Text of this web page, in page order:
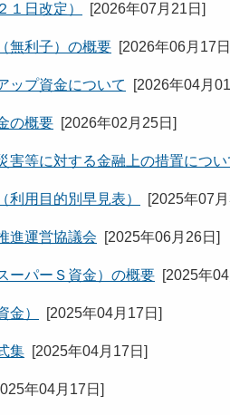
１日改定） [2026年07月21日 ]
無利子）の概要 [2026年06月17日
ップ資金について [2026年04月
の概要 [2026年02月25日 ]
害等に対する金融上の措置につい
利用目的別早見表） [2025年07月
進運営協議会 [2025年06月26日 ]
ーパーＳ資金）の概要 [2025年
金） [2025年04月17日 ]
集 [2025年04月17日 ]
年04月17日 ]